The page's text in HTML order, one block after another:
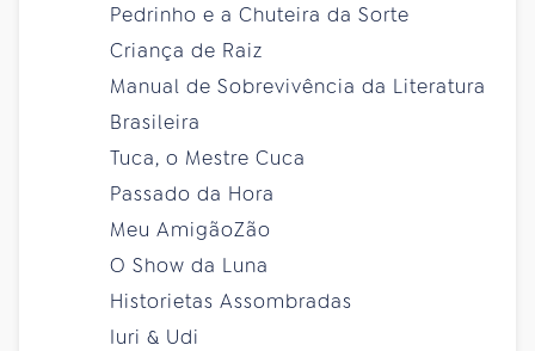
Pedrinho e a Chuteira da Sorte
Criança de Raiz
Manual de Sobrevivência da Literatura
Brasileira
Tuca, o Mestre Cuca
Passado da Hora
Meu AmigãoZão
O Show da Luna
Historietas Assombradas
Iuri & Udi